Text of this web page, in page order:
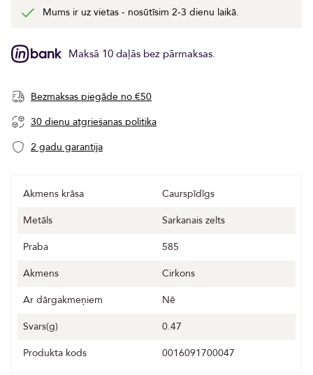
Mums ir uz vietas - nosūtīsim 2-3 dienu laikā.
Maksā 10 daļās bez pārmaksas.
Bezmaksas piegāde no €50
30 dienu atgriešanas politika
2 gadu garantija
Akmens krāsa
Caurspīdīgs
Metāls
Sarkanais zelts
Praba
585
Akmens
Cirkons
Ar dārgakmeņiem
Nē
Svars(g)
0.47
Produkta kods
0016091700047